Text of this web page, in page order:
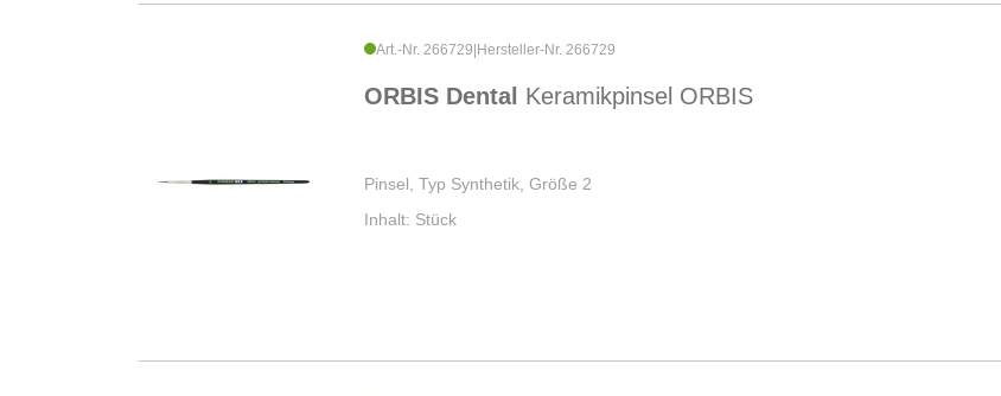
Art.-Nr. 266729 Hersteller-Nr. 266729
ORBIS Dental Keramikpinsel ORBIS
Pinsel, Typ Synthetik, Größe 2
Inhalt: Stück